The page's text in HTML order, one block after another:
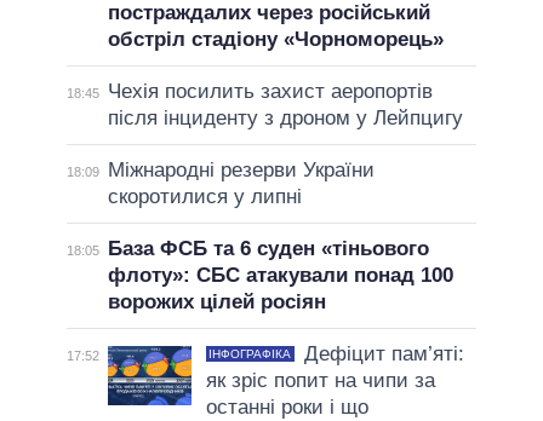
постраждалих через російський
обстріл стадіону «Чорноморець»
18:45
Чехія посилить захист аеропортів
після інциденту з дроном у Лейпцигу
18:09
Міжнародні резерви України
скоротилися у липні
18:05
База ФСБ та 6 суден «тіньового
флоту»: СБС атакували понад 100
ворожих цілей росіян
17:52 ІНФОГРАФІКА
Дефіцит пам’яті:
як зріс попит на чипи за
останні роки і що